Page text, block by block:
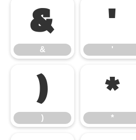
&
&
'
'
)
)
*
*